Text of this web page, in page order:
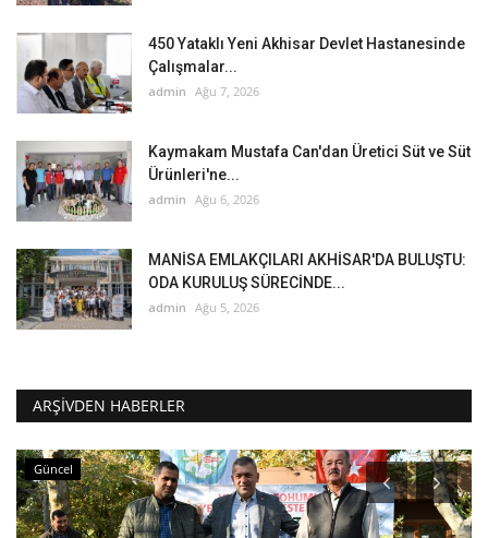
450 Yataklı Yeni Akhisar Devlet Hastanesinde
Çalışmalar...
admin Ağu 7, 2026
Kaymakam Mustafa Can'dan Üretici Süt ve Süt
Ürünleri'ne...
admin Ağu 6, 2026
MANİSA EMLAKÇILARI AKHİSAR'DA BULUŞTU:
ODA KURULUŞ SÜRECİNDE...
admin Ağu 5, 2026
ARŞIVDEN HABERLER
Güncel